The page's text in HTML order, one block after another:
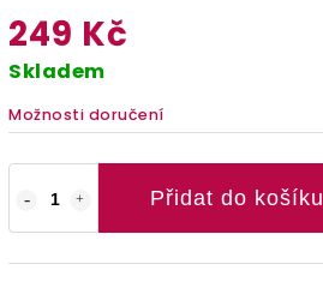
249 Kč
Skladem
Možnosti doručení
Přidat do košíku